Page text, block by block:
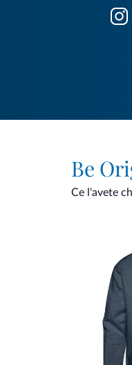
Be
Ce l'avete